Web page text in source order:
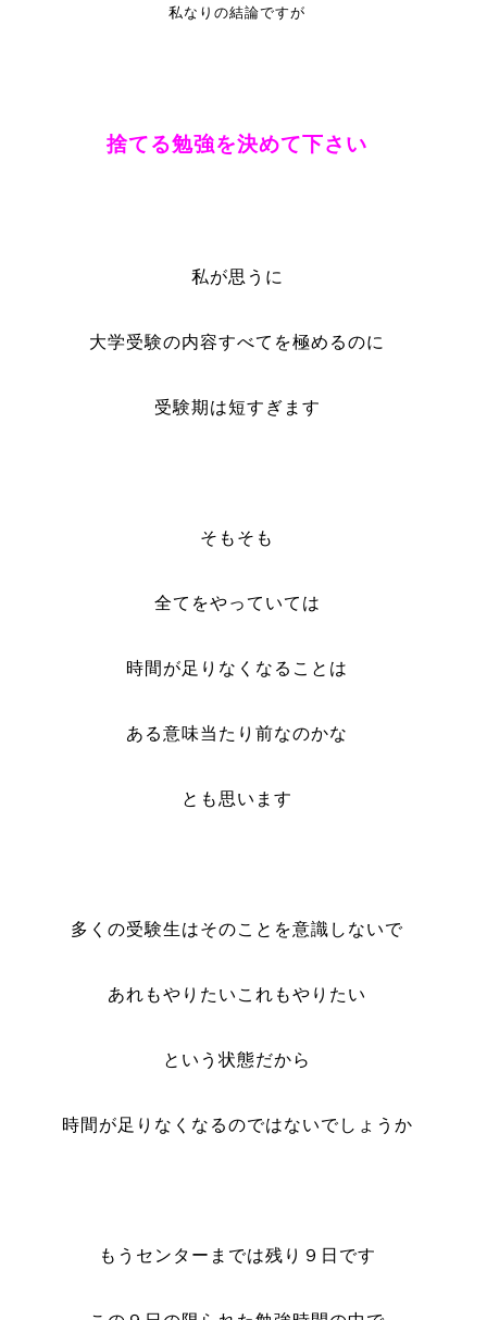
私なりの結論ですが
捨てる勉強を決めて下さい
私が思うに
大学受験の内容すべてを極めるのに
受験期は短すぎます
そもそも
全てをやっていては
時間が足りなくなることは
ある意味当たり前なのかな
とも思います
多くの受験生はそのことを意識しないで
あれもやりたいこれもやりたい
という状態だから
時間が足りなくなるのではないでしょうか
もうセンターまでは残り９日です